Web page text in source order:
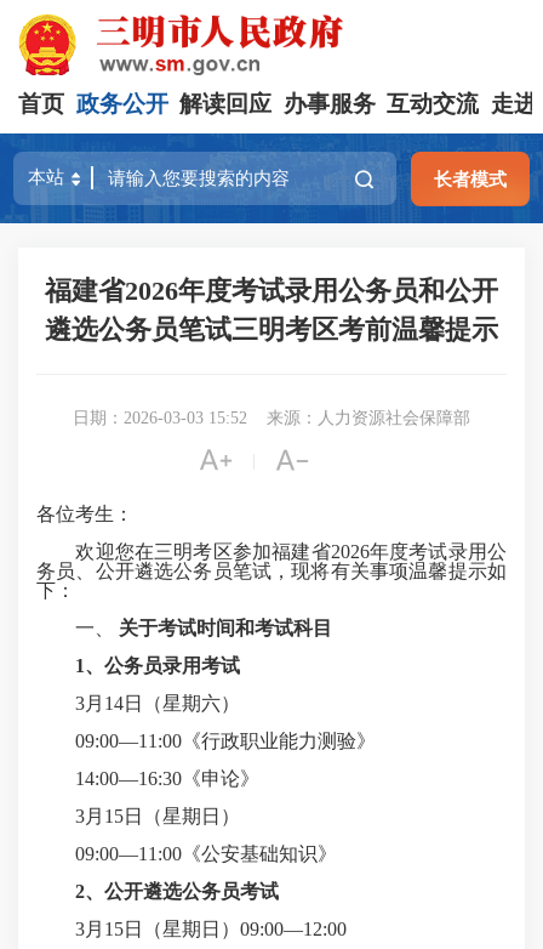
首页 政务公开 解读回应 办事服务 互动交流 走进
长者模式
福建省2026年度考试录用公务员和公开
遴选公务员笔试三明考区考前温馨提示
日期：2026-03-03 15:52 来源：人力资源社会保障部
 
各位考生：
欢迎您在三明考区参加福建省2026年度考试录用公
务员、公开遴选公务员笔试，现将有关事项温馨提示如
下：
一、 关于考试时间和考试科目
1、公务员录用考试
3月14日（星期六）
09:00—11:00《行政职业能力测验》
14:00—16:30《申论》
3月15日（星期日）
09:00—11:00《公安基础知识》
2、公开遴选公务员考试
3月15日（星期日）09:00—12:00